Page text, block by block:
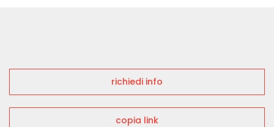
richiedi info
copia link